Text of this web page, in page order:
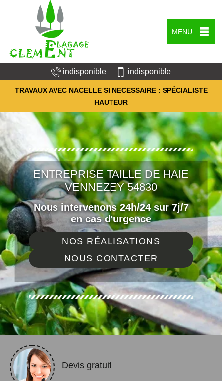
MENU
indisponible indisponible
TRAVAUX AVEC NACELLE SI NECESSAIRE : SPÉCIALISTE
HAUTEUR
ENTREPRISE TAILLE DE HAIE
VENNEZEY 54830
Nous intervenons 24h/24 sur 7j/7
en cas d'urgence
NOS RÉALISATIONS
NOUS CONTACTER
Devis gratuit